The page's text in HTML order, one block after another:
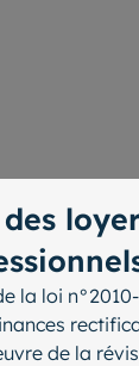
la loi
de la